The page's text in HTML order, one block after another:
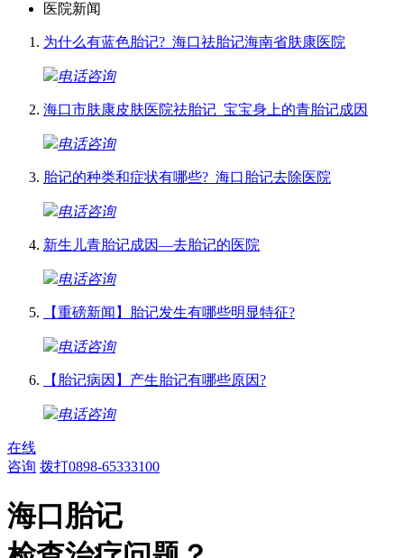
医院新闻
为什么有蓝色胎记?_海口祛胎记海南省肤康医院
电话咨询
海口市肤康皮肤医院祛胎记_宝宝身上的青胎记成因
电话咨询
胎记的种类和症状有哪些?_海口胎记去除医院
电话咨询
新生儿青胎记成因—去胎记的医院
电话咨询
【重磅新闻】胎记发生有哪些明显特征?
电话咨询
【胎记病因】产生胎记有哪些原因?
电话咨询
在线
咨询 拨打0898-65333100
海口胎记